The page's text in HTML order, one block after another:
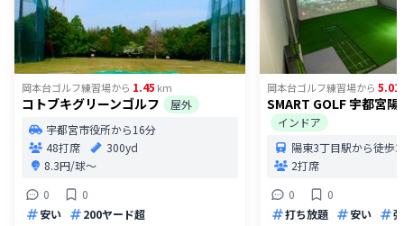
岡本台ゴルフ練習場から 1.45 km
コトブキグリーンゴルフ
屋外
宇都宮市役所から16分
48打席
300yd
8.3円/球〜
0
0
安い
200ヤード超
岡本台ゴルフ練習場から 5.01
SMART GOLF 宇都宮陽
インドア
陽東3丁目駅から徒歩3
2打席
0
0
打ち放題
安い